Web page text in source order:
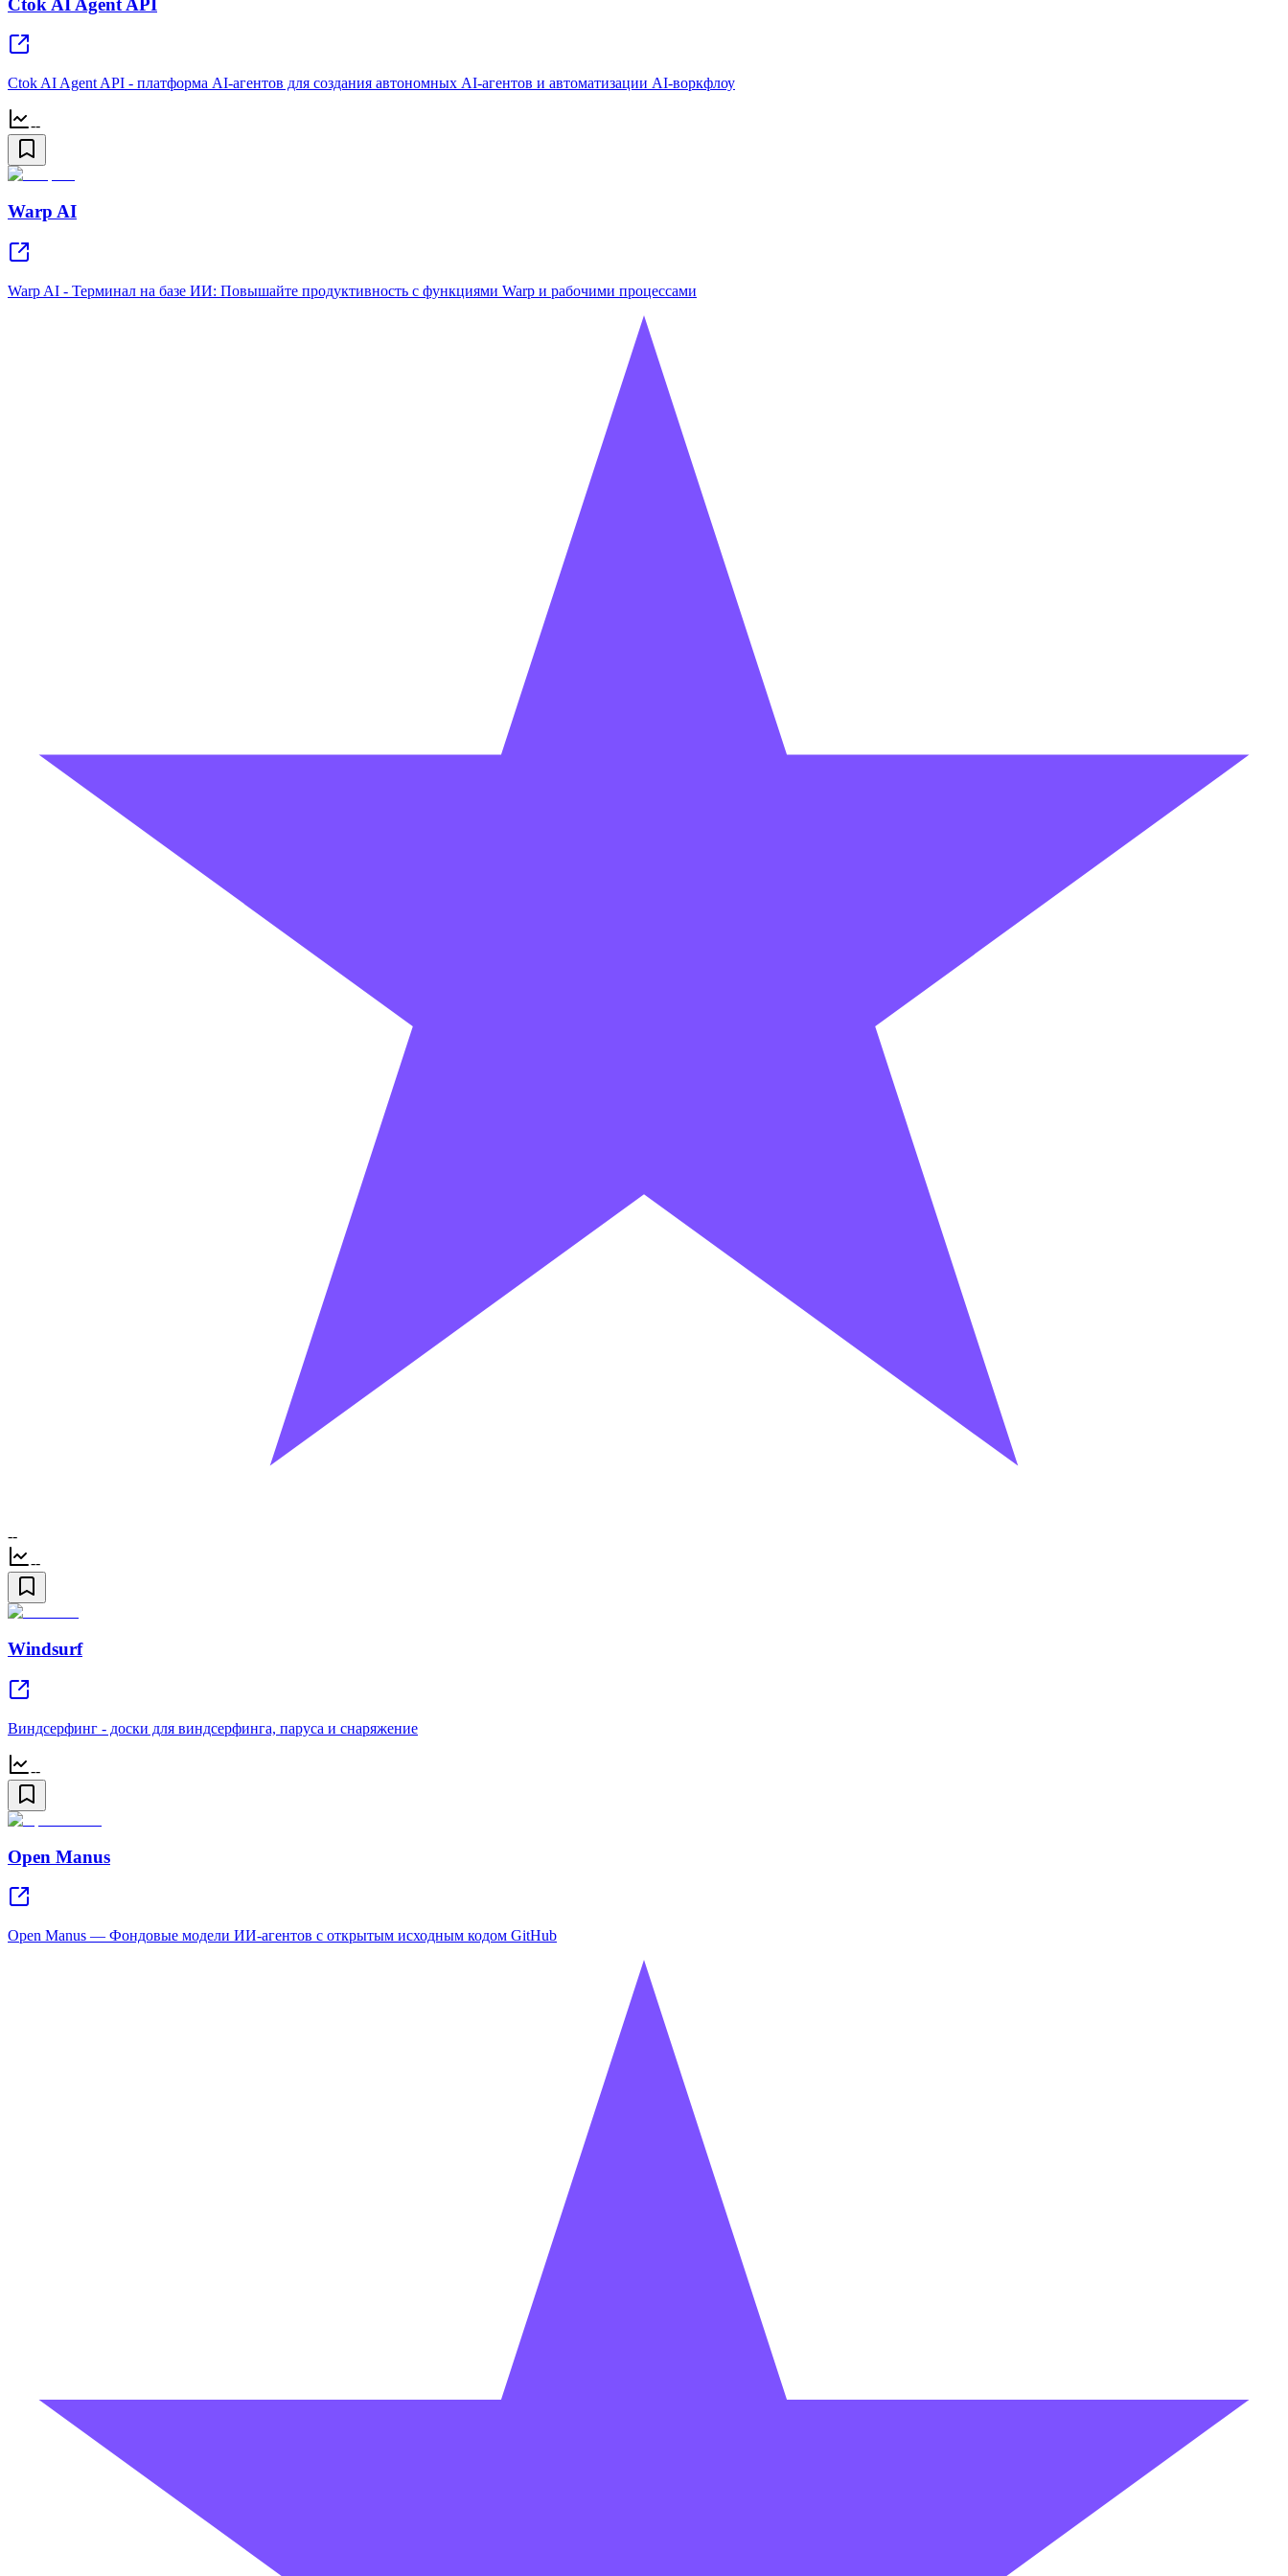
Ctok AI Agent API - платформа AI-агентов для создания автономных AI-агентов и автоматизации AI-воркфлоу
--
Warp AI
Warp AI - Терминал на базе ИИ: Повышайте продуктивность с функциями Warp и рабочими процессами
--
--
Windsurf
Виндсерфинг - доски для виндсерфинга, паруса и снаряжение
--
Open Manus
Open Manus — Фондовые модели ИИ-агентов с открытым исходным кодом GitHub